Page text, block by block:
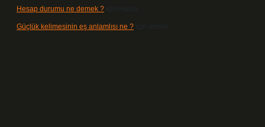
Hesap durumu ne demek ? için Haluk
Güçlük kelimesinin eş anlamlısı ne ? için admin